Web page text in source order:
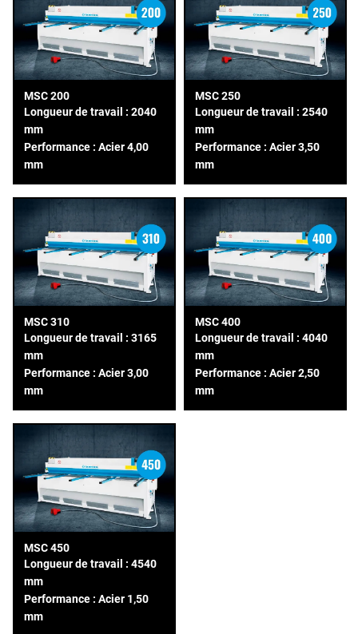
MSC 200
Longueur de travail : 2040
mm
Performance : Acier 4,00
mm
MSC 250
Longueur de travail : 2540
mm
Performance : Acier 3,50
mm
MSC 310
Longueur de travail : 3165
mm
Performance : Acier 3,00
mm
MSC 400
Longueur de travail : 4040
mm
Performance : Acier 2,50
mm
MSC 450
Longueur de travail : 4540
mm
Performance : Acier 1,50
mm